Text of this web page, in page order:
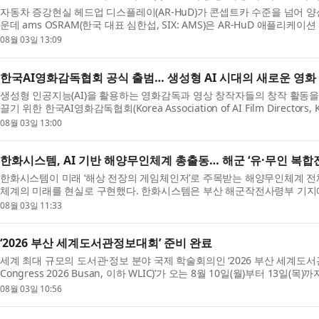
자동차 증강현실 헤드업 디스플레이(AR-HuD)가 콘셉트카 수준을 넘어
운데 ams OSRAM(한국 대표 심한섭, SIX: AMS)은 AR-HuD 애플리케이
08월 03일 13:09
한국AI영화감독협회 공식 출범… 생성형 AI 시대의 새로운 영
생성형 인공지능(AI)을 활용하는 영화감독과 영상 창작자들의 창작 활동
끌기 위한 한국AI영화감독협회(Korea Association of AI Film Directors,
08월 03일 13:00
한화시스템, AI 기반 해양무인체계 총출동… 해군 ‘유·무인 복합
한화시스템이 미래 ‘해상 전장의 게임체인저’로 주목받는 해양무인체계
체계의 미래를 현실로 구현했다. 한화시스템은 부산 해군작전사령부 기지
08월 03일 11:33
‘2026 부산 세계도서관정보대회’ 준비 완료
세계 최대 규모의 도서관·정보 분야 국제 학술회의인 ‘2026 부산 세계
Congress 2026 Busan, 이하 WLIC)’가 오는 8월 10일(월)부터 13일(목)까
08월 03일 10:56